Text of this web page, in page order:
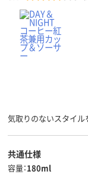
気取りのないスタイル
共通仕様
容量 180ml